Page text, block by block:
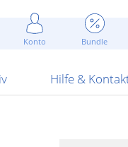
Konto Bundle
Attrappen
ARS Pirotecnia
Hilfe &
AGB